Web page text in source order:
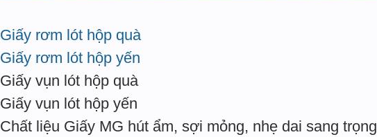
Giấy rơm lót hộp quà
Giấy rơm lót hộp yến
Giấy vụn lót hộp quà
Giấy vụn lót hộp yến
Chất liệu Giấy MG hút ẩm, sợi mỏng, nhẹ dai sang trọng